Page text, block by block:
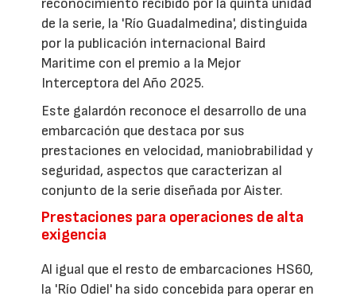
reconocimiento recibido por la quinta unidad
de la serie, la 'Río Guadalmedina', distinguida
por la publicación internacional Baird
Maritime con el premio a la Mejor
Interceptora del Año 2025.
Este galardón reconoce el desarrollo de una
embarcación que destaca por sus
prestaciones en velocidad, maniobrabilidad y
seguridad, aspectos que caracterizan al
conjunto de la serie diseñada por Aister.
Prestaciones para operaciones de alta
exigencia
Al igual que el resto de embarcaciones HS60,
la 'Río Odiel' ha sido concebida para operar en